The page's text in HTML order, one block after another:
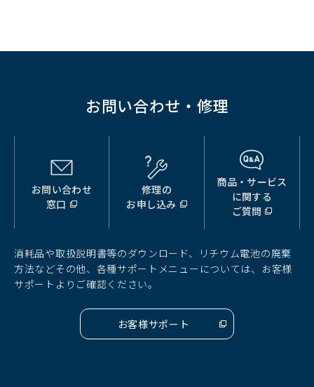
お問い合わせ・修理
お問い合わせ
窓口
（別
ウ
ド
ウ
で
開
修理の
お申し込み
（別
ウ
ド
ウ
く）
商品・サービス
に関する
ご質問
（別
ウ
ィ
ド
消耗品や取扱説明書等のダウンロード、リチウム電池の廃棄
方法などその他、各種サポートメニューについては、お客様
サポートよりご確認ください。
お客様サポート
（別
ウ